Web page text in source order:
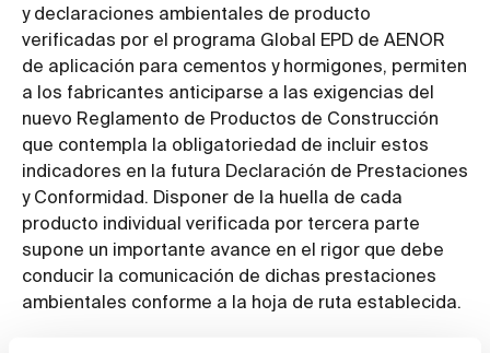
y declaraciones ambientales de producto
verificadas por el programa Global EPD de AENOR
de aplicación para cementos y hormigones, permiten
a los fabricantes anticiparse a las exigencias del
nuevo Reglamento de Productos de Construcción
que contempla la obligatoriedad de incluir estos
indicadores en la futura Declaración de Prestaciones
y Conformidad. Disponer de la huella de cada
producto individual verificada por tercera parte
supone un importante avance en el rigor que debe
conducir la comunicación de dichas prestaciones
ambientales conforme a la hoja de ruta establecida.